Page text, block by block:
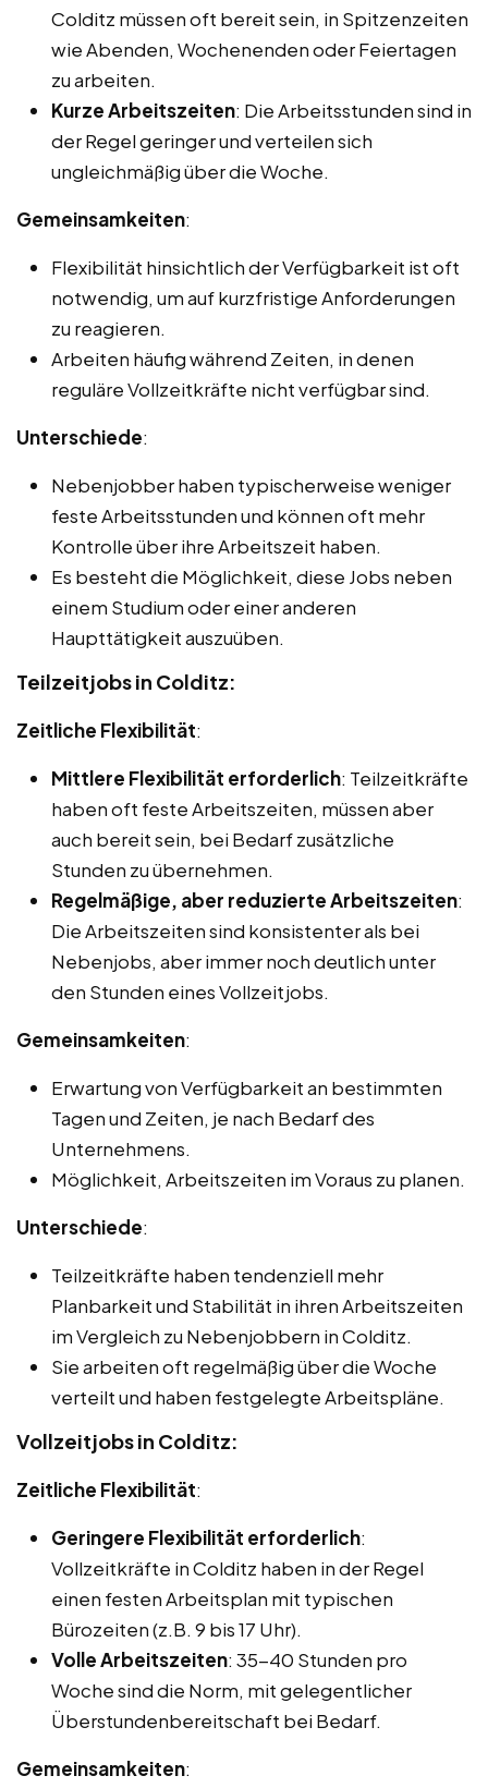
Colditz müssen oft bereit sein, in Spitzenzeiten
wie Abenden, Wochenenden oder Feiertagen
zu arbeiten.
Kurze Arbeitszeiten: Die Arbeitsstunden sind in
der Regel geringer und verteilen sich
ungleichmäßig über die Woche.
Gemeinsamkeiten:
Flexibilität hinsichtlich der Verfügbarkeit ist oft
notwendig, um auf kurzfristige Anforderungen
zu reagieren.
Arbeiten häufig während Zeiten, in denen
reguläre Vollzeitkräfte nicht verfügbar sind.
Unterschiede:
Nebenjobber haben typischerweise weniger
feste Arbeitsstunden und können oft mehr
Kontrolle über ihre Arbeitszeit haben.
Es besteht die Möglichkeit, diese Jobs neben
einem Studium oder einer anderen
Haupttätigkeit auszuüben.
Teilzeitjobs in Colditz:
Zeitliche Flexibilität:
Mittlere Flexibilität erforderlich: Teilzeitkräfte
haben oft feste Arbeitszeiten, müssen aber
auch bereit sein, bei Bedarf zusätzliche
Stunden zu übernehmen.
Regelmäßige, aber reduzierte Arbeitszeiten:
Die Arbeitszeiten sind konsistenter als bei
Nebenjobs, aber immer noch deutlich unter
den Stunden eines Vollzeitjobs.
Gemeinsamkeiten:
Erwartung von Verfügbarkeit an bestimmten
Tagen und Zeiten, je nach Bedarf des
Unternehmens.
Möglichkeit, Arbeitszeiten im Voraus zu planen.
Unterschiede:
Teilzeitkräfte haben tendenziell mehr
Planbarkeit und Stabilität in ihren Arbeitszeiten
im Vergleich zu Nebenjobbern in Colditz.
Sie arbeiten oft regelmäßig über die Woche
verteilt und haben festgelegte Arbeitspläne.
Vollzeitjobs in Colditz:
Zeitliche Flexibilität:
Geringere Flexibilität erforderlich:
Vollzeitkräfte in Colditz haben in der Regel
einen festen Arbeitsplan mit typischen
Bürozeiten (z.B. 9 bis 17 Uhr).
Volle Arbeitszeiten: 35-40 Stunden pro
Woche sind die Norm, mit gelegentlicher
Überstundenbereitschaft bei Bedarf.
Gemeinsamkeiten: